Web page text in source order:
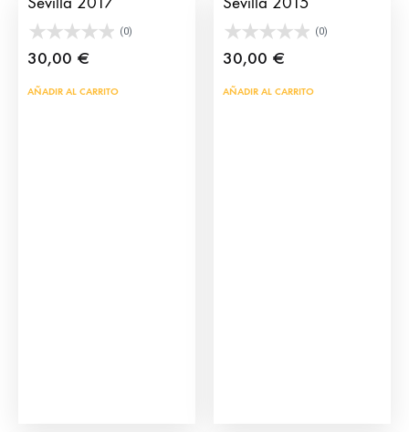
(0)
30,00 €
AÑADIR AL CARRITO
(0)
30,00 €
AÑADIR AL CARRITO